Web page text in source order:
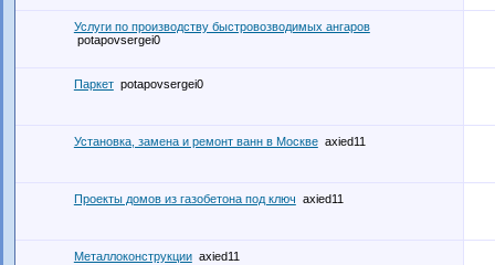
Услуги по производству быстровозводимых ангаров
potapovsergei0
Паркет potapovsergei0
Установка, замена и ремонт ванн в Москве axied11
Проекты домов из газобетона под ключ axied11
Металлоконструкции axied11